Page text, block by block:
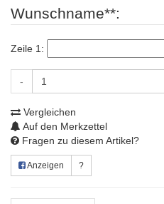
Wunschname**:
Zeile 1:
-
Vergleichen
Auf den Merkzettel
Fragen zu diesem Artikel?
Anzeigen ?